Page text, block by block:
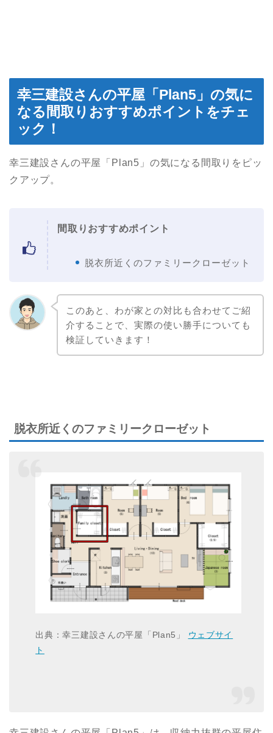
幸三建設さんの平屋「Plan5」の気に
なる間取りおすすめポイントをチェ
ック！
幸三建設さんの平屋「Plan5」の気になる間取りをピッ
クアップ。
間取りおすすめポイント
脱衣所近くのファミリークローゼット
このあと、わが家との対比も合わせてご紹
介することで、実際の使い勝手についても
検証していきます！
脱衣所近くのファミリークローゼット
出典：幸三建設さんの平屋「Plan5」 ウェブサイ
ト